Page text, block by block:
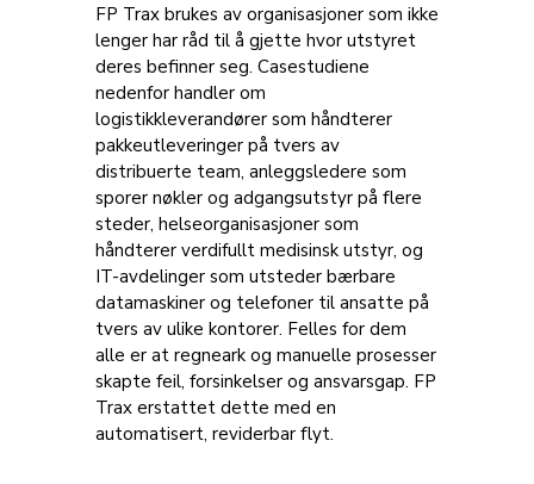
FP Trax brukes av organisasjoner som ikke
lenger har råd til å gjette hvor utstyret
deres befinner seg. Casestudiene
nedenfor handler om
logistikkleverandører som håndterer
pakkeutleveringer på tvers av
distribuerte team, anleggsledere som
sporer nøkler og adgangsutstyr på flere
steder, helseorganisasjoner som
håndterer verdifullt medisinsk utstyr, og
IT-avdelinger som utsteder bærbare
datamaskiner og telefoner til ansatte på
tvers av ulike kontorer. Felles for dem
alle er at regneark og manuelle prosesser
skapte feil, forsinkelser og ansvarsgap. FP
Trax erstattet dette med en
automatisert, reviderbar flyt.